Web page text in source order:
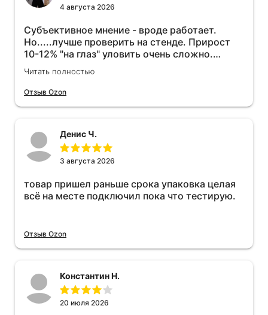
4 августа 2026
Субъективное мнение - вроде работает.
Но.....лучше проверить на стенде. Прирост
10-12% "на глаз" уловить очень сложно.
Покатаюсь, потом отключу и посмотрю, что
будет 😁.
Читать полностью
Отзыв Ozon
Денис Ч.
3 августа 2026
товар пришел раньше срока упаковка целая
всё на месте подключил пока что тестирую.
Отзыв Ozon
Константин Н.
20 июля 2026